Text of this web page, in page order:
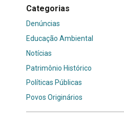
Categorias
Denúncias
Educação Ambiental
Notícias
Patrimônio Histórico
Políticas Públicas
Povos Originários